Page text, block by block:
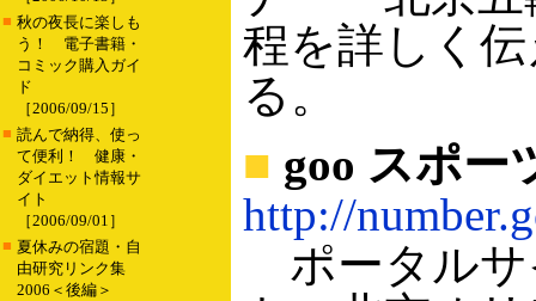
■ 秋の夜長に楽しも
う！ 電子書籍・
コミック購入ガイ
ド
［2006/09/15］
■ 読んで納得、使っ
て便利！ 健康・
ダイエット情報サ
イト
［2006/09/01］
■ 夏休みの宿題・自
由研究リンク集
2006＜後編＞
程を詳しく
る。
■ goo スポー
http://
ポータルサ